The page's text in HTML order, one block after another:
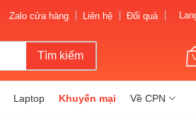
Zalo cửa hàng Liên hệ Đổi quà
Tìm kiếm
Laptop Khuyến mại Về CPN